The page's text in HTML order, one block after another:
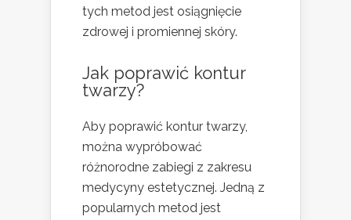
tych metod jest osiągnięcie
zdrowej i promiennej skóry.
Jak poprawić kontur
twarzy?
Aby poprawić kontur twarzy,
można wypróbować
różnorodne zabiegi z zakresu
medycyny estetycznej. Jedną z
popularnych metod jest